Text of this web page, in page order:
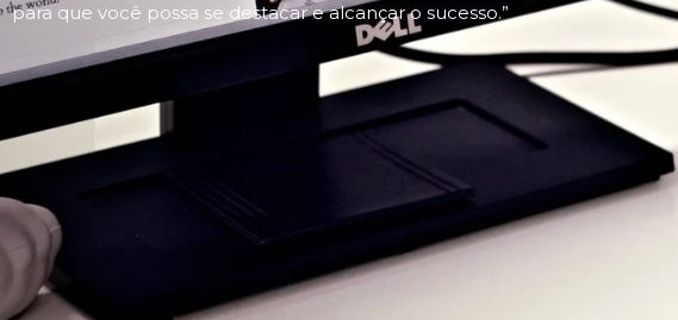
para que você possa se destacar e alcançar o sucesso.”